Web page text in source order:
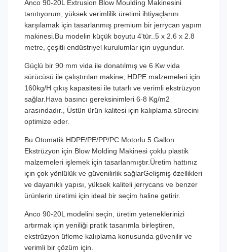
Anco 90-20L Extrusion Blow Moulding Makinesini
tanıtıyorum, yüksek verimlilik üretimi ihtiyaçlarını
karşılamak için tasarlanmış premium bir jerrycan yapım
makinesi.Bu modelin küçük boyutu 4'tür..5 x 2.6 x 2.8
metre, çeşitli endüstriyel kurulumlar için uygundur.
Güçlü bir 90 mm vida ile donatılmış ve 6 Kw vida
sürücüsü ile çalıştırılan makine, HDPE malzemeleri için
160kg/H çıkış kapasitesi ile tutarlı ve verimli ekstrüzyon
sağlar.Hava basıncı gereksinimleri 6-8 Kg/m2
arasındadır., Üstün ürün kalitesi için kalıplama sürecini
optimize eder.
Bu Otomatik HDPE/PE/PP/PC Motorlu 5 Gallon
Ekstrüzyon için Blow Molding Makinesi çoklu plastik
malzemeleri işlemek için tasarlanmıştır.Üretim hattınız
için çok yönlülük ve güvenilirlik sağlarGelişmiş özellikleri
ve dayanıklı yapısı, yüksek kaliteli jerrycans ve benzer
ürünlerin üretimi için ideal bir seçim haline getirir.
Anco 90-20L modelini seçin, üretim yeteneklerinizi
artırmak için yeniliği pratik tasarımla birleştiren,
ekstrüzyon üfleme kalıplama konusunda güvenilir ve
verimli bir çözüm için.